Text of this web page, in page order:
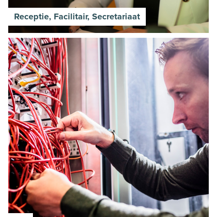
processed outside of the European Economic Area. They
shall not be kept by us any longer than necessary to use
it for these purposes. You are free to contact us at any
time if you wish to review and/or amend any personal
data that we hold about you or, if you wish to withdraw
your agreement to the use of your information as
described above.
Read more about this in
ourCookiestatement Privacystatement
Receptie, Facilitair, Secretariaat